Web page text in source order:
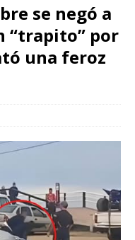
se negó a
“trapito” por
una feroz